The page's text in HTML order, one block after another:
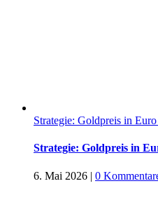
Strategie: Goldpreis in
Strategie: Goldpreis in
6. Mai 2026 | 0